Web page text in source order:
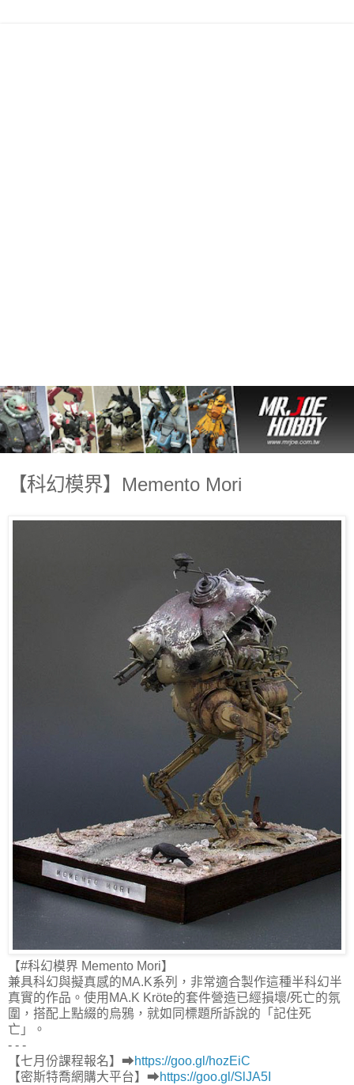
【科幻模界】Memento Mori
【#科幻模界 Memento Mori】
兼具科幻與擬真感的MA.K系列，非常適合製作這種半科幻半
真實的作品。使用MA.K Kröte的套件營造已經損壞/死亡的氛
圍，搭配上點綴的烏鴉，就如同標題所訴說的「記住死
亡」。
- - -
【七月份課程報名】➡https://goo.gl/hozEiC
【密斯特喬網購大平台】➡https://goo.gl/SlJA5I